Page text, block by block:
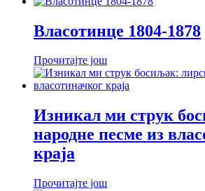
Власотинце 1804-1878
Прочитајте још
Изникал ми струк
народне песме из
краја
Прочитајте још